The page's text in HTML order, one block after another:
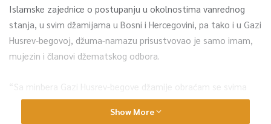
Islamske zajednice o postupanju u okolnostima vanrednog
stanja, u svim džamijama u Bosni i Hercegovini, pa tako i u Gazi
Husrev-begovoj, džuma-namazu prisustvovao je samo imam,
mujezin i članovi džematskog odbora.
“Sa minbera Gazi Husrev-begove džamije obraćam se svima
vama u domovini i dijaspori. Danas je naša radost velika.Danas
vrata naših domova i kapije naših srca otvaramo
Show More